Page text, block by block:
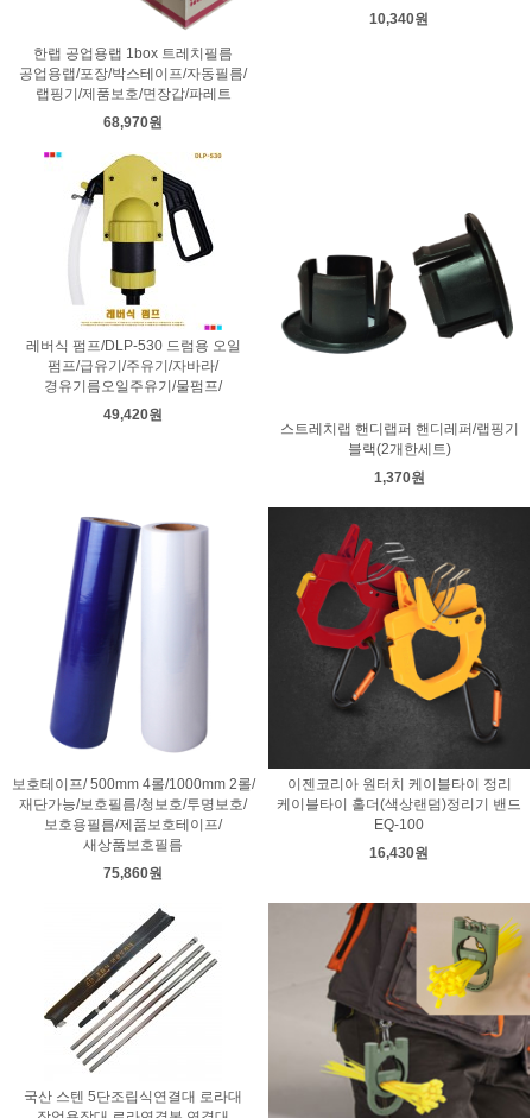
한랩 공업용랩 1box 트레치필름
공업용랩/포장/박스테이프/자동필름/
랩핑기/제품보호/면장갑/파레트
68,970원
10,340원
레버식 펌프/DLP-530 드럼용 오일
펌프/급유기/주유기/자바라/
경유기름오일주유기/물펌프/
49,420원
스트레치랩 핸디랩퍼 핸디레퍼/랩핑기
블랙(2개한세트)
1,370원
보호테이프/ 500mm 4롤/1000mm 2롤/
재단가능/보호필름/청보호/투명보호/
보호용필름/제품보호테이프/
새상품보호필름
75,860원
이젠코리아 원터치 케이블타이 정리
케이블타이 홀더(색상랜덤)정리기 밴드
EQ-100
16,430원
국산 스텐 5단조립식연결대 로라대